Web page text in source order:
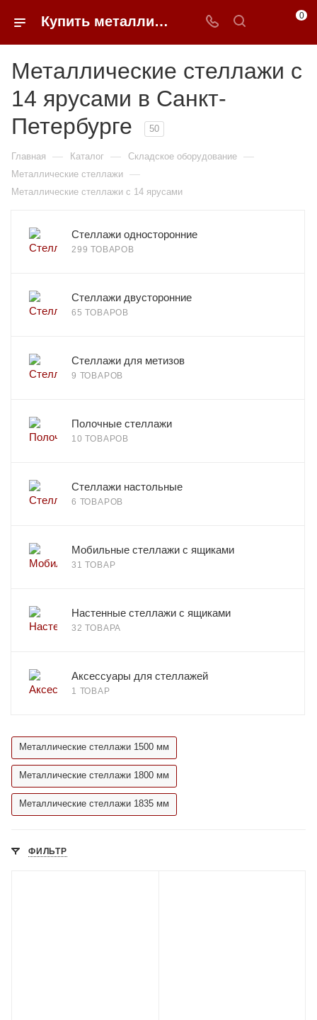
Купить металлические стеллажи 14 ярусов в Санкт-Петербурге недорого | 0FFER 0
Металлические стеллажи с
14 ярусами в Санкт-
Петербурге
50
Главная — Каталог — Складское оборудование —
Металлические стеллажи —
Металлические стеллажи с 14 ярусами
Стеллажи односторонние
299 ТОВАРОВ
Стеллажи двусторонние
65 ТОВАРОВ
Стеллажи для метизов
9 ТОВАРОВ
Полочные стеллажи
10 ТОВАРОВ
Стеллажи настольные
6 ТОВАРОВ
Мобильные стеллажи с ящиками
31 ТОВАР
Настенные стеллажи с ящиками
32 ТОВАРА
Аксессуары для стеллажей
1 ТОВАР
Металлические стеллажи 1500 мм
Металлические стеллажи 1800 мм
Металлические стеллажи 1835 мм
ФИЛЬТР